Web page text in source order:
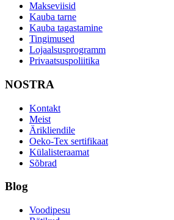
Makseviisid
Kauba tarne
Kauba tagastamine
Tingimused
Lojaalsusprogramm
Privaatsuspoliitika
NOSTRA
Kontakt
Meist
Ärikliendile
Oeko-Tex sertifikaat
Külalisteraamat
Sõbrad
Blog
Voodipesu